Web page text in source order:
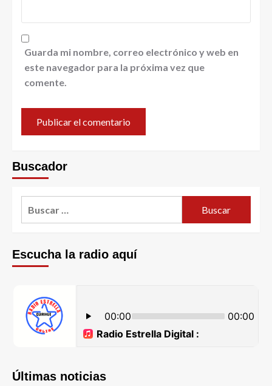
Guarda mi nombre, correo electrónico y web en
este navegador para la próxima vez que
comente.
Buscador
Escucha la radio aquí
Últimas noticias